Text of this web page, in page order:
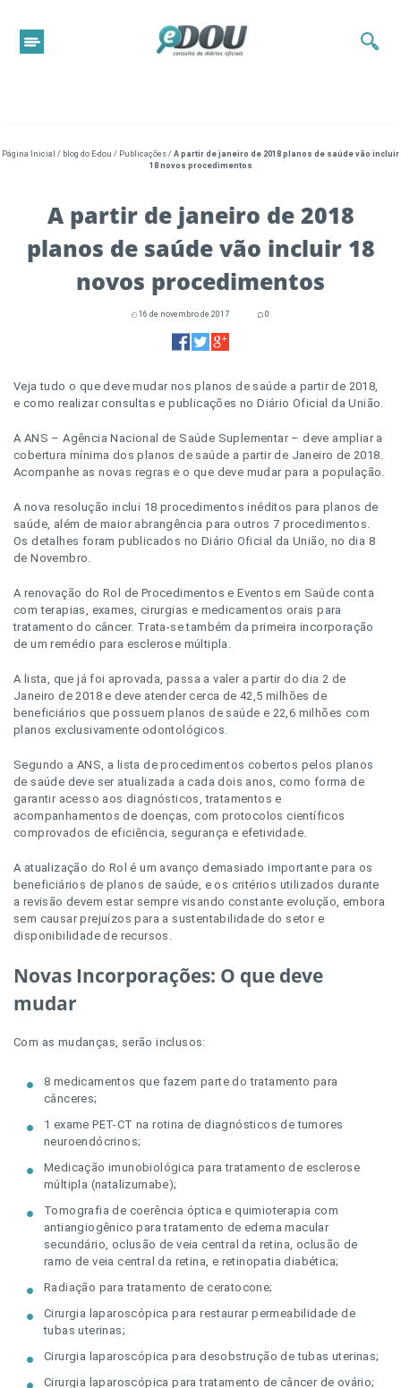
Página Inicial / blog do E-dou / Publicações / A partir de janeiro de 2018 planos de saúde vão incluir
18 novos procedimentos
A partir de janeiro de 2018
planos de saúde vão incluir 18
novos procedimentos
16 de novembro de 2017 0
Veja tudo o que deve mudar nos planos de saúde a partir de 2018,
e como realizar consultas e publicações no Diário Oficial da União.
A ANS – Agência Nacional de Saúde Suplementar – deve ampliar a
cobertura mínima dos planos de saúde a partir de Janeiro de 2018.
Acompanhe as novas regras e o que deve mudar para a população.
A nova resolução inclui 18 procedimentos inéditos para planos de
saúde, além de maior abrangência para outros 7 procedimentos.
Os detalhes foram publicados no Diário Oficial da União, no dia 8
de Novembro.
A renovação do Rol de Procedimentos e Eventos em Saúde conta
com terapias, exames, cirurgias e medicamentos orais para
tratamento do câncer. Trata-se também da primeira incorporação
de um remédio para esclerose múltipla.
A lista, que já foi aprovada, passa a valer a partir do dia 2 de
Janeiro de 2018 e deve atender cerca de 42,5 milhões de
beneficiários que possuem planos de saúde e 22,6 milhões com
planos exclusivamente odontológicos.
Segundo a ANS, a lista de procedimentos cobertos pelos planos
de saúde deve ser atualizada a cada dois anos, como forma de
garantir acesso aos diagnósticos, tratamentos e
acompanhamentos de doenças, com protocolos científicos
comprovados de eficiência, segurança e efetividade.
A atualização do Rol é um avanço demasiado importante para os
beneficiários de planos de saúde, e os critérios utilizados durante
a revisão devem estar sempre visando constante evolução, embora
sem causar prejuízos para a sustentabilidade do setor e
disponibilidade de recursos.
Novas Incorporações: O que deve
mudar
Com as mudanças, serão inclusos:
8 medicamentos que fazem parte do tratamento para
cânceres;
1 exame PET-CT na rotina de diagnósticos de tumores
neuroendócrinos;
Medicação imunobiológica para tratamento de esclerose
múltipla (natalizumabe);
Tomografia de coerência óptica e quimioterapia com
antiangiogênico para tratamento de edema macular
secundário, oclusão de veia central da retina, oclusão de
ramo de veia central da retina, e retinopatia diabética;
Radiação para tratamento de ceratocone;
Cirurgia laparoscópica para restaurar permeabilidade de
tubas uterinas;
Cirurgia laparoscópica para desobstrução de tubas uterinas;
Cirurgia laparoscópica para tratamento de câncer de ovário;